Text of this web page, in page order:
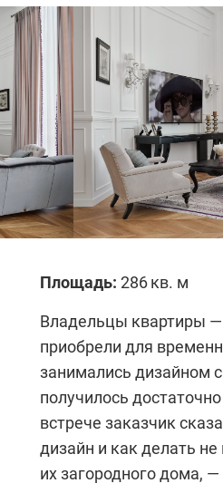
Площадь: 286 кв. м
Владельцы квартиры
приобрели для
занимались дизайном
получилось
встрече заказчик
дизайн и как делать
их загородного дома,